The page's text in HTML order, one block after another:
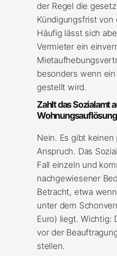
der Regel die
Kündigungsfrist von
Häufig lässt sich
Vermieter ein
besonders wenn
gestellt wird.
Zahlt das Sozialamt
Nein. Es gibt keinen
Anspruch. Das
Fall einzeln und
nachgewiesener
Betracht, etwa
unter dem
Euro) liegt. Wichtig:
vor der
stellen.